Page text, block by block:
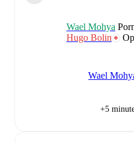
Wael Mohya
Hugo Bolin
Wael
+5